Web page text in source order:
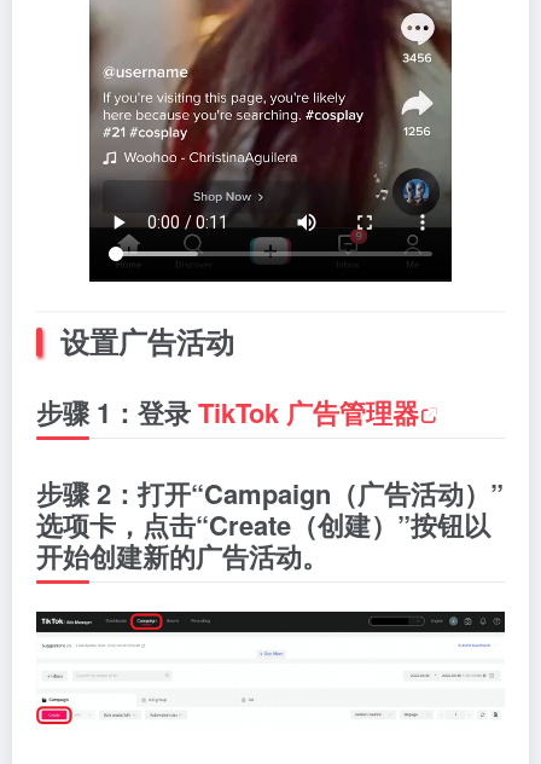
设置广告活动
步骤 1：登录TikTok 广告管理器
步骤 2：打开“Campaign（广告活动）”
选项卡，点击“Create（创建）”按钮以
开始创建新的广告活动。